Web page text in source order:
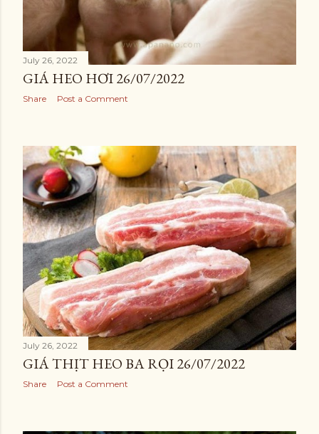
July 26, 2022
GIÁ HEO HƠI 26/07/2022
Share Post a Comment
July 26, 2022
GIÁ THỊT HEO BA RỌI 26/07/2022
Share Post a Comment